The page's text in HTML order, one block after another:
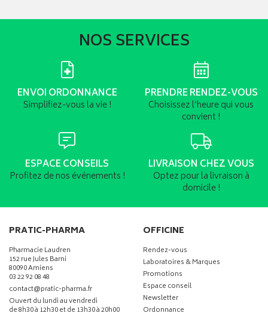
NOS SERVICES
ENVOI ORDONNANCE
Simplifiez-vous la vie !
PRENDRE RENDEZ-VOUS
Choisissez l’heure qui vous
convient !
ESPACE CONSEILS
Profitez de nos événements !
LIVRAISON CHEZ VOUS
Optez pour la livraison à
domicile !
PRATIC-PHARMA
Pharmacie Laudren
152 rue Jules Barni
80090 Amiens
03 22 92 08 48
contact-
@-
pratic-pharma.fr
Ouvert du lundi au vendredi
de 8h30 à 12h30 et de 13h30 à 20h00
OFFICINE
Rendez-vous
Laboratoires & Marques
Promotions
Espace conseil
Newsletter
Ordonnance